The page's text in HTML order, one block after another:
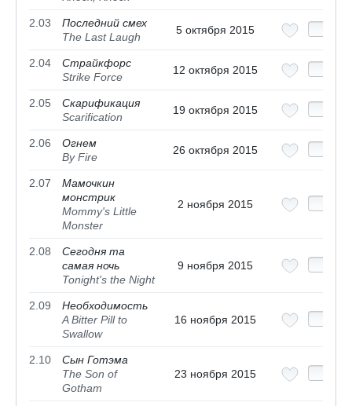
2.03
Последний смех
The Last Laugh
5 октября 2015
2.04
Страйкфорс
Strike Force
12 октября 2015
2.05
Скарификация
Scarification
19 октября 2015
2.06
Огнем
By Fire
26 октября 2015
2.07
Мамочкин
монстрик
Mommy's Little
Monster
2 ноября 2015
2.08
Сегодня та
самая ночь
Tonight's the Night
9 ноября 2015
2.09
Необходимость
A Bitter Pill to
Swallow
16 ноября 2015
2.10
Сын Готэма
The Son of
Gotham
23 ноября 2015